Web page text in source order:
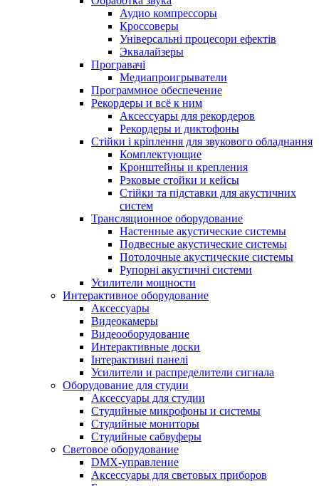
Аудио компрессоры
Кроссоверы
Універсальні процесори ефектів
Эквалайзеры
Програвачі
Медиапроигрыватели
Программное обеспечение
Рекордеры и всё к ним
Аксессуары для рекордеров
Рекордеры и диктофоны
Стійки і кріплення для звукового обладнання
Комплектующие
Кронштейны и крепления
Рэковые стойки и кейсы
Стійки та підставки для акустичних
систем
Трансляционное оборудование
Настенные акустические системы
Подвесные акустические системы
Потолочные акустические системы
Рупорні акустичні системи
Усилители мощности
Интерактивное оборудование
Аксессуары
Видеокамеры
Видеооборудование
Интерактивные доски
Інтерактивні панелі
Усилители и распределители сигнала
Оборудование для студии
Аксессуары для студии
Студийные микрофоны и системы
Студийные мониторы
Студийные сабвуферы
Световое оборудование
DMX-управление
Аксессуары для световых приборов